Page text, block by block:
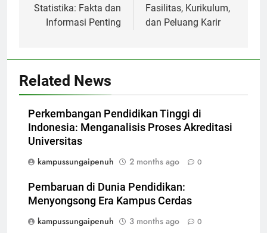
Statistika: Fakta dan
Informasi Penting
Fasilitas, Kurikulum,
dan Peluang Karir
Related News
Perkembangan Pendidikan Tinggi di
Indonesia: Menganalisis Proses Akreditasi
Universitas
kampussungaipenuh
2 months ago 0
Pembaruan di Dunia Pendidikan:
Menyongsong Era Kampus Cerdas
kampussungaipenuh
3 months ago 0